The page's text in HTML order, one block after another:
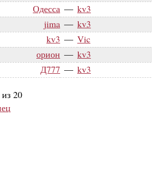
Одесса — kv3
jima — kv3
kv3 — Vic
орион — kv3
Д777 — kv3
20